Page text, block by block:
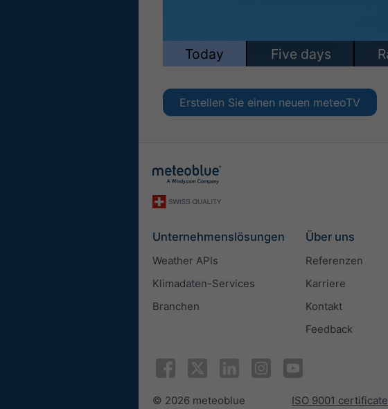
Erstellen Sie einen neuen meteoTV
Unternehmenslösungen
Weather APIs
Klimadaten-Services
Branchen
Über uns
Referenzen
Karriere
Kontakt
Feedback
© 2026 meteoblue ISO 9001 certificate